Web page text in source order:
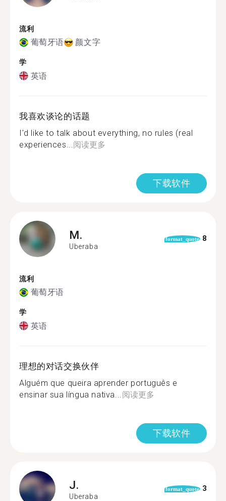
流利
葡萄牙语 颜文字
学
英语
我喜欢谈论的话题
I'd like to talk about everything, no rules (real
experiences... 阅读更多
下载软件
M.
Uberaba
format_quote 8
流利
葡萄牙语
学
英语
理想的对话交换伙伴
Alguém que queira aprender português e
ensinar sua língua nativa... 阅读更多
下载软件
J.
Uberaba
format_quote 3